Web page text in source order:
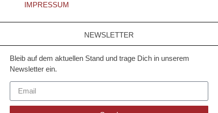
IMPRESSUM
NEWSLETTER
Bleib auf dem aktuellen Stand und trage Dich in unserem
Newsletter ein.